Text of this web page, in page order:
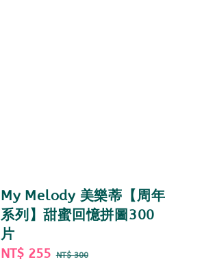
My Melody 美樂蒂【周年
系列】甜蜜回憶拼圖300
片
Sale
NT$ 255 Regular
NT$ 300